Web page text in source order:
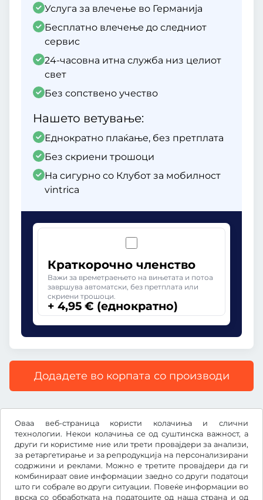
Оваа веб-страница користи колачиња и слични
технологии. Некои колачиња се од суштинска важност, а
други ги користиме ние или трети провајдери за анализи,
за ретаргетирање и за репродукција на персонализирани
содржини и реклами. Можно е третите провајдери да ги
комбинираат овие информации заедно со други податоци
што ги собрале во други ситуации. Повеќе информации во
врска со обработката на податоците од наша страна и од
Услуга за влечење во Германија
Бесплатно влечење до следниот
сервис
24-часовна итна служба низ целиот
свет
Без сопствено учество
Нашето ветување:
Еднократно плаќање, без претплата
Без скриени трошоци
На сигурно со Клубот за мобилност
vintrica
Краткорочно членство
Важи за времетраењето на вињетата и потоа
завршува автоматски, без претплата или
скриени трошоци.
+ 4,95 € (еднократно)
Додадете во корпата со производи
Сите цени со вклучен законски ДДВ.
€EUR